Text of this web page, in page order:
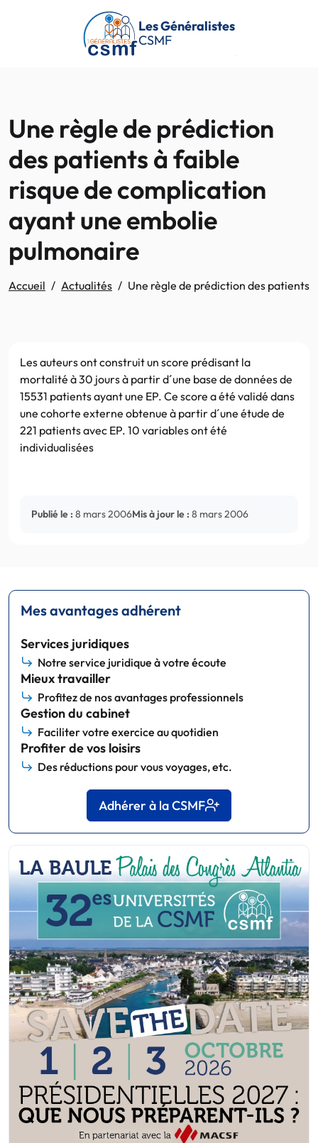
Passer au contenu principal
Les Généralistes
CSMF
Une règle de prédiction
des patients à faible
risque de complication
ayant une embolie
pulmonaire
Accueil Actualités Une règle de prédiction des patients
Les auteurs ont construit un score prédisant la
mortalité à 30 jours à partir d´une base de données de
15531 patients ayant une EP. Ce score a été validé dans
une cohorte externe obtenue à partir d´une étude de
221 patients avec EP. 10 variables ont été
individualisées
Publié le : 8 mars 2006Mis à jour le : 8 mars 2006
Mes avantages adhérent
Services juridiques
Notre service juridique à votre écoute
Mieux travailler
Profitez de nos avantages professionnels
Gestion du cabinet
Faciliter votre exercice au quotidien
Profiter de vos loisirs
Des réductions pour vous voyages, etc.
Adhérer à la CSMF